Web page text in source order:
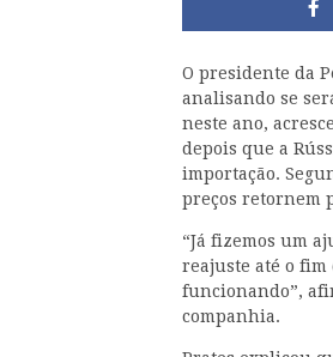
O presidente da
analisando se
neste ano,
depois que a
importação.
preços retornem
“Já fizemos um
reajuste até o fim
funcionando”,
companhia.